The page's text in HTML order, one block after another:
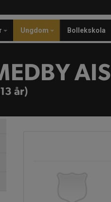
Ungdom Bollekskola
AIS
år)